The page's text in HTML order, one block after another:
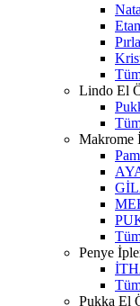
Lindo El
Makrome
Penye
Pukka El